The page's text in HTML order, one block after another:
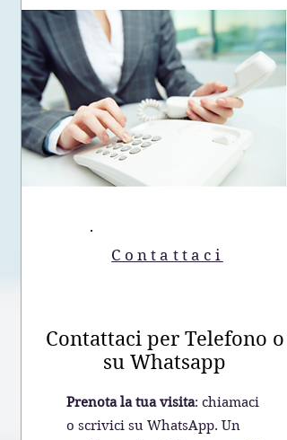
Contattaci
Contattaci per Telefono o
su Whatsapp
Prenota la tua visita: chiamaci
o scrivici su WhatsApp. Un